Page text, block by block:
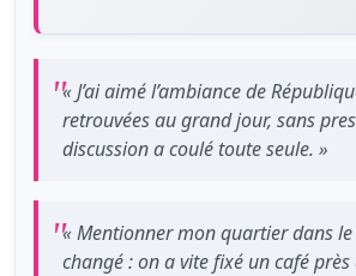
« J’ai aimé l’ambiance de
retrouvées au grand jour, sans
discussion a coulé toute seule. »
« Mentionner mon quartier dans
changé : on a vite fixé un café près